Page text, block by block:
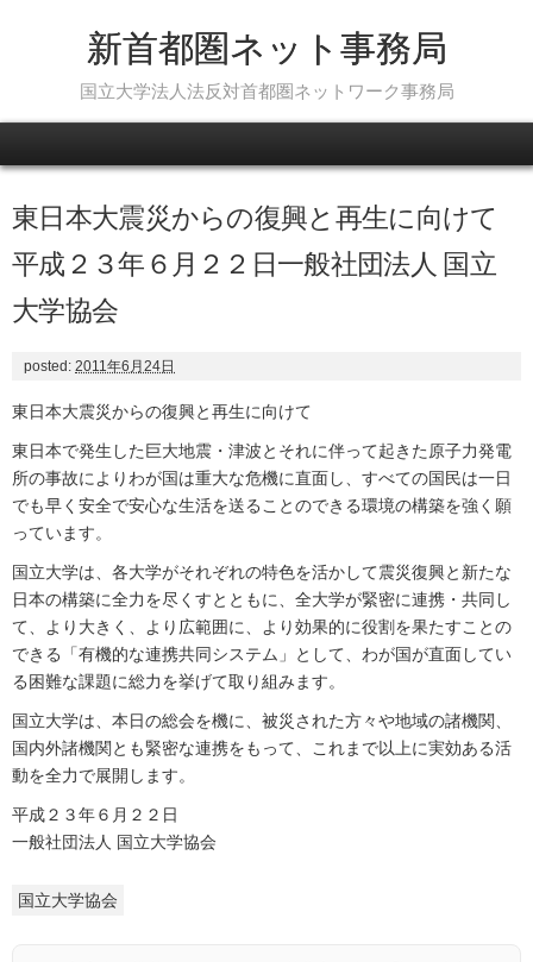
新首都圏ネット事務局
国立大学法人法反対首都圏ネットワーク事務局
東日本大震災からの復興と再生に向けて
平成２３年６月２２日一般社団法人 国立
大学協会
posted: 2011年6月24日
東日本大震災からの復興と再生に向けて
東日本で発生した巨大地震・津波とそれに伴って起きた原子力発電
所の事故によりわが国は重大な危機に直面し、すべての国民は一日
でも早く安全で安心な生活を送ることのできる環境の構築を強く願
っています。
国立大学は、各大学がそれぞれの特色を活かして震災復興と新たな
日本の構築に全力を尽くすとともに、全大学が緊密に連携・共同し
て、より大きく、より広範囲に、より効果的に役割を果たすことの
できる「有機的な連携共同システム」として、わが国が直面してい
る困難な課題に総力を挙げて取り組みます。
国立大学は、本日の総会を機に、被災された方々や地域の諸機関、
国内外諸機関とも緊密な連携をもって、これまで以上に実効ある活
動を全力で展開します。
平成２３年６月２２日
一般社団法人 国立大学協会
国立大学協会